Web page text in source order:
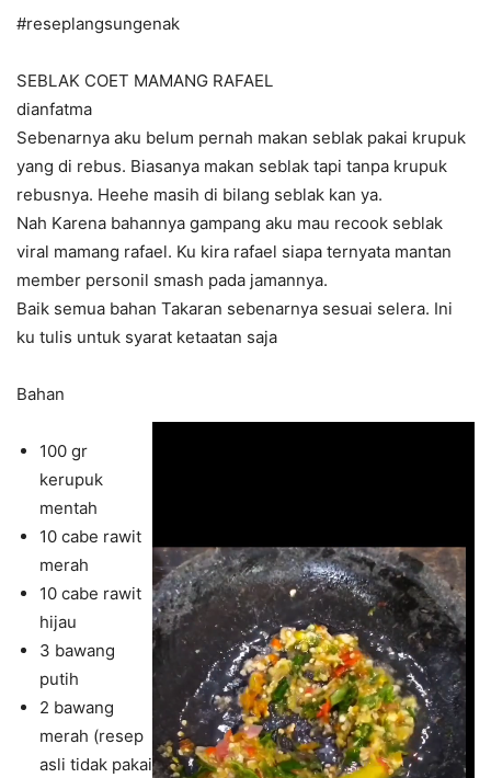
#reseplangsungenak
SEBLAK COET MAMANG RAFAEL
dianfatma
Sebenarnya aku belum pernah makan seblak pakai krupuk
yang di rebus. Biasanya makan seblak tapi tanpa krupuk
rebusnya. Heehe masih di bilang seblak kan ya.
Nah Karena bahannya gampang aku mau recook seblak
viral mamang rafael. Ku kira rafael siapa ternyata mantan
member personil smash pada jamannya.
Baik semua bahan Takaran sebenarnya sesuai selera. Ini
ku tulis untuk syarat ketaatan saja
Bahan
100 gr
kerupuk
mentah
10 cabe rawit
merah
10 cabe rawit
hijau
3 bawang
putih
2 bawang
merah (resep
asli tidak pakai